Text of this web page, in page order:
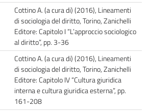
Cottino A. (a cura di) (2016), Lineamenti
di sociologia del diritto, Torino, Zanichelli
Editore: Capitolo I “L’approccio sociologico
al diritto”, pp. 3-36
Cottino A. (a cura di) (2016), Lineamenti
di sociologia del diritto, Torino, Zanichelli
Editore: Capitolo IV “Cultura giuridica
interna e cultura giuridica esterna”, pp.
161-208